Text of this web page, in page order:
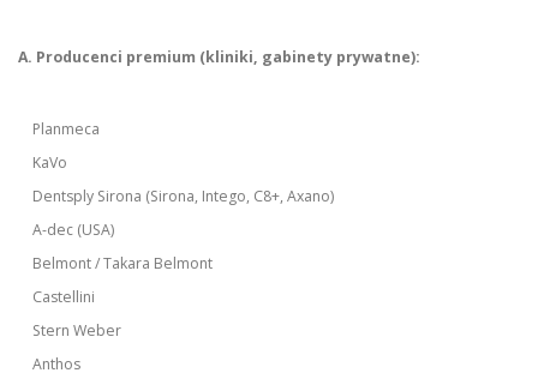
A. Producenci premium (kliniki, gabinety prywatne):
Planmeca
KaVo
Dentsply Sirona (Sirona, Intego, C8+, Axano)
A-dec (USA)
Belmont / Takara Belmont
Castellini
Stern Weber
Anthos